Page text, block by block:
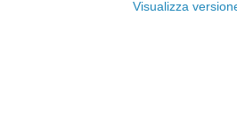
Visualizza